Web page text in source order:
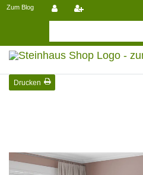
Zum Blog
Drucken